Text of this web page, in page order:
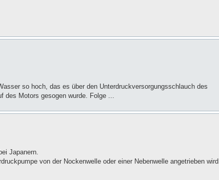
so hoch, das es über den Unterdruckversorgungsschlauch des
des Motors gesogen wurde. Folge ...
Japanern.
von der Nockenwelle oder einer Nebenwelle angetrieben wird.